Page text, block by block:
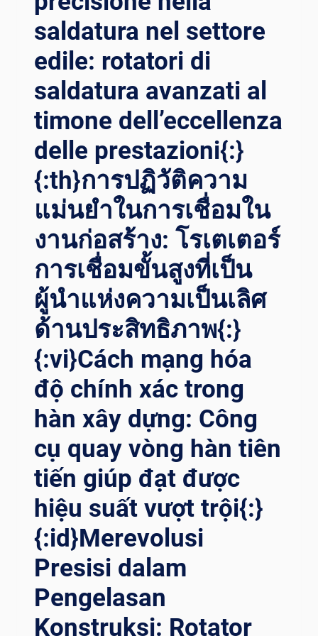
OLO RI
I RO
TATORI DI
SA
LDATURA AU
TOREGOLABILI{:}{:
TH}กา
รขั
บเค
ลื่อนปร
ะสิทธิภาพใน
รเช
ื่อมด้
วยยา
นยน
ต์: บท
บาทที
่เป
ลี่ยนแปลงขอ
มขอ
งโร
เต
อร์กา
รเช
ื่อมแบ
บปร
ับได
้เอ
VI}TĂNG HI
ỆU QU
Ả TR
ONG HÀ
saldatura nel settore
edile: rotatori di
saldatura avanzati al
timone dell’eccellenza
delle prestazioni{:}
{:th}การปฏิวัติความ
แม่นยำในการเชื่อมใน
งานก่อสร้าง: โรเตเตอร์
การเชื่อมขั้นสูงที่เป็น
ผู้นำแห่งความเป็นเลิศ
ด้านประสิทธิภาพ{:}
{:vi}Cách mạng hóa
độ chính xác trong
hàn xây dựng: Công
cụ quay vòng hàn tiên
tiến giúp đạt được
hiệu suất vượt trội{:}
{:id}Merevolusi
Presisi dalam
Pengelasan
Konstruksi: Rotator